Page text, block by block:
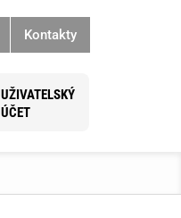
Kontakty